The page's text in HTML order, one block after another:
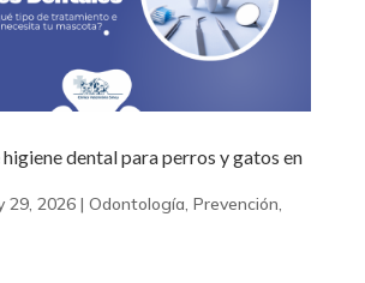
dental para perros y gatos en
29, 2026| Odontología Prevención